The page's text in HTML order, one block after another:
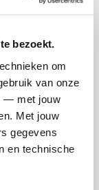
bezoekt.
om
van onze
— met jouw
Met jouw
gegevens
en technische